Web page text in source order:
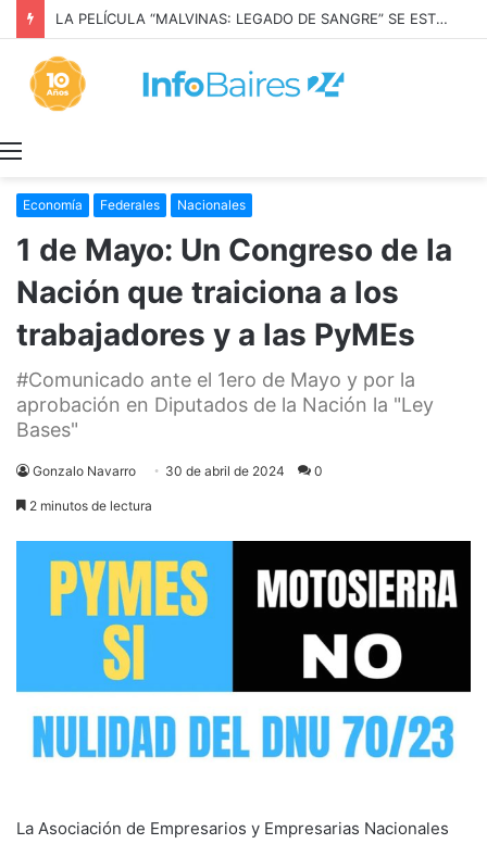
LA PELÍCULA “MALVINAS: LEGADO DE SANGRE” SE ESTRENARÁ EN PRIME VIDEO
Economía Federales Nacionales
1 de Mayo: Un Congreso de la
Nación que traiciona a los
trabajadores y a las PyMEs
#Comunicado ante el 1ero de Mayo y por la
aprobación en Diputados de la Nación la "Ley
Bases"
Gonzalo Navarro 30 de abril de 2024 0
2 minutos de lectura
La Asociación de Empresarios y Empresarias Nacionales